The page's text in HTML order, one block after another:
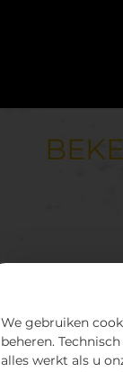
We gebruiken
beheren.
alles werkt als u